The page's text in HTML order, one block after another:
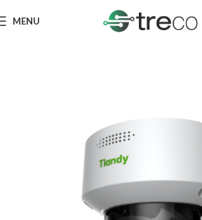
MENU